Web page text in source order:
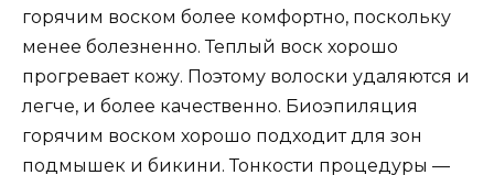
горячим воском более комфортно, поскольку
менее болезненно. Теплый воск хорошо
прогревает кожу. Поэтому волоски удаляются и
легче, и более качественно. Биоэпиляция
горячим воском хорошо подходит для зон
подмышек и бикини. Тонкости процедуры —